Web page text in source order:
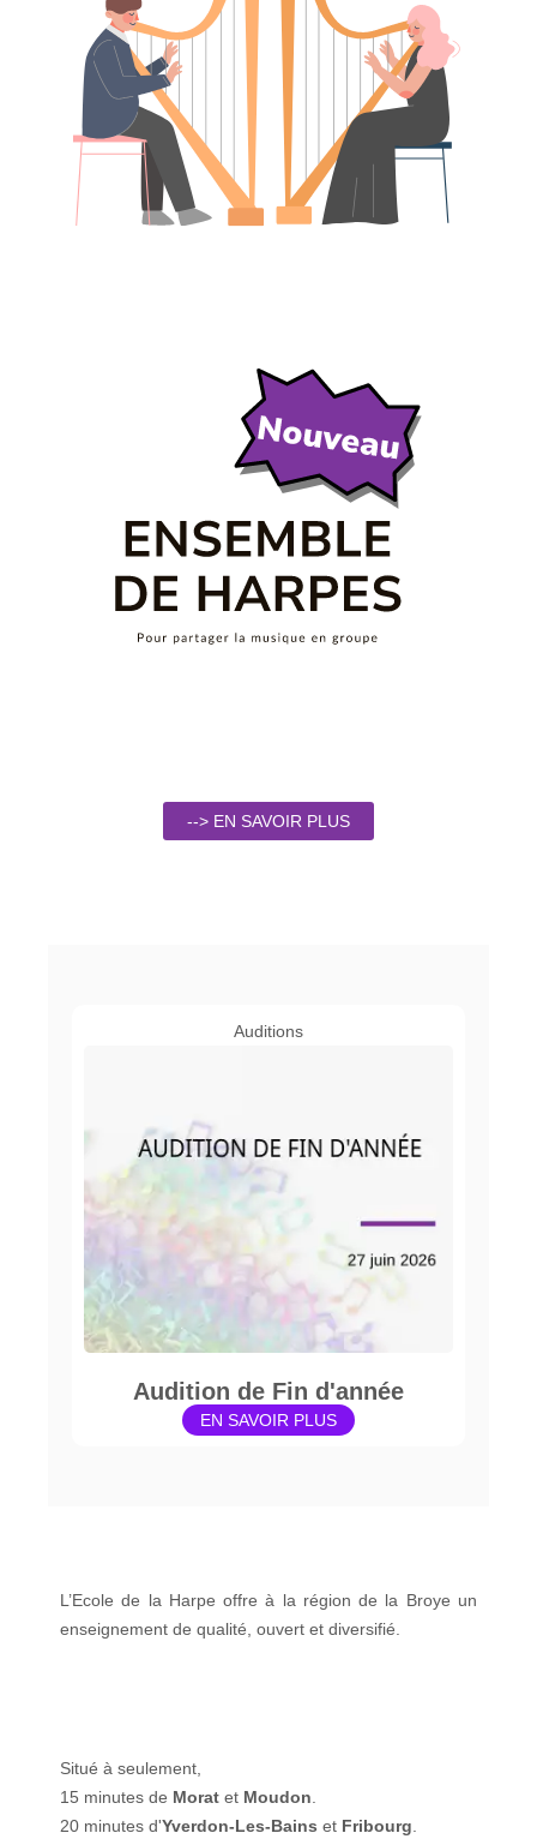
--> EN SAVOIR PLUS
Auditions
Audition de Fin d'année
EN SAVOIR PLUS
L’Ecole de la Harpe offre à la région de la Broye un
enseignement de qualité, ouvert et diversifié.
Situé à seulement,
15 minutes de Morat et Moudon
20 minutes d'Yverdon-Les-Bains et Fribourg